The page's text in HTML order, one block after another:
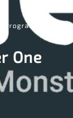
One